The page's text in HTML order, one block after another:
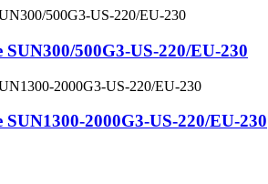
500G3-US-220/EU-230
2000G3-US-220/EU-230